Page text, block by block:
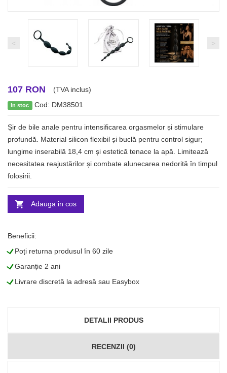
< >
107 RON (TVA inclus)
In stoc Cod: DM38501
Șir de bile anale pentru intensificarea orgasmelor și stimulare
profundă. Material silicon flexibil și buclă pentru control sigur;
lungime inserabilă 18,4 cm și estetică tenace la apă. Limitează
necesitatea reajustărilor și combate alunecarea nedorită în timpul
folosirii.
Adauga in cos
Beneficii:
LPoți returna produsul în 60 zile
LGaranție 2 ani
LLivrare discretă la adresă sau Easybox
DETALII PRODUS
RECENZII (0)